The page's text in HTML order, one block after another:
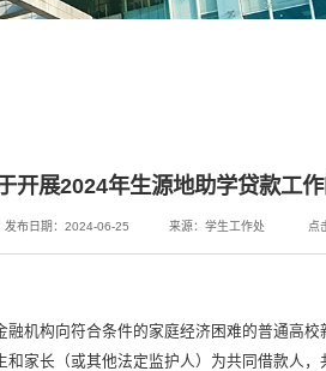
开展2024年生源地助学贷款工
发布日期：2024-06-25 来源：学生工作处 点
机构向符合条件的家庭经济困难的普通高
家长（或其他法定监护人）为共同借款人，